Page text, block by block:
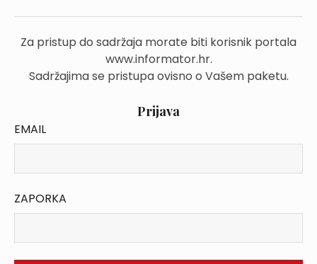
Za pristup do sadržaja morate biti korisnik portala
www.informator.hr.
Sadržajima se pristupa ovisno o Vašem paketu.
Prijava
EMAIL
ZAPORKA